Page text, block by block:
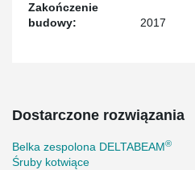
Zakończenie
budowy:
2017
Dostarczone rozwiązania
Belka zespolona DELTABEAM®
Śruby kotwiące